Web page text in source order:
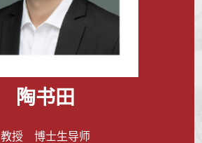
陶书田
教授 博士生导师